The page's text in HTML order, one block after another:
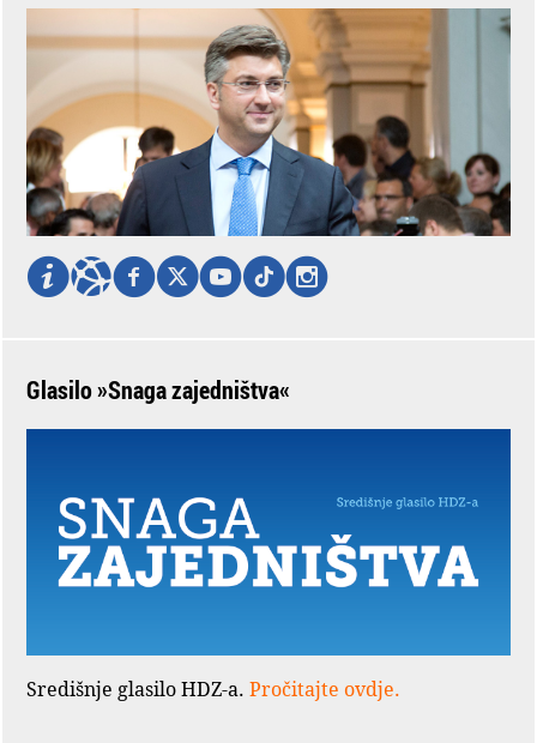
Glasilo »Snaga zajedništva«
Središnje glasilo HDZ-a. Pročitajte ovdje.